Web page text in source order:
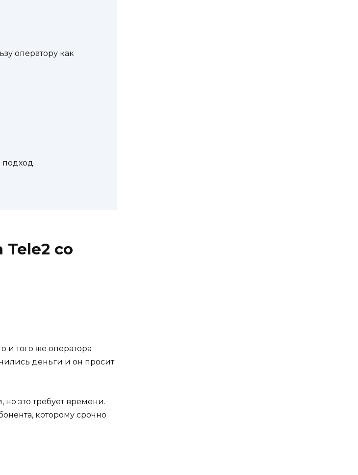
оператору как
подход
Tele2 со
и того же оператора
деньги и он просит
это требует времени.
которому срочно